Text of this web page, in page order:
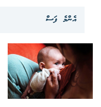
އެންމެ ފަސް